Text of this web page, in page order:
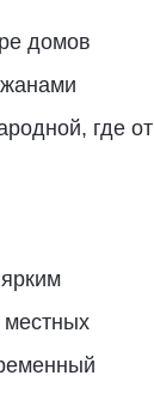
домов
где от
местных